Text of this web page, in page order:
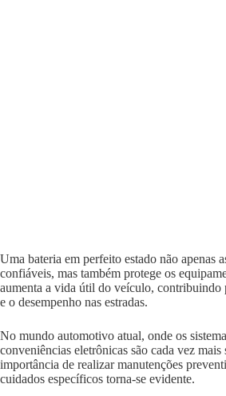
Uma bateria em perfeito estado não apenas
confiáveis, mas também protege os
aumenta a vida útil do veículo, contribuindo
e o desempenho nas estradas.
No mundo automotivo atual, onde os
conveniências eletrônicas são cada vez mais
importância de realizar manutenções
cuidados específicos torna-se evidente.